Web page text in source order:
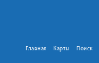
Главная Карты Поиск